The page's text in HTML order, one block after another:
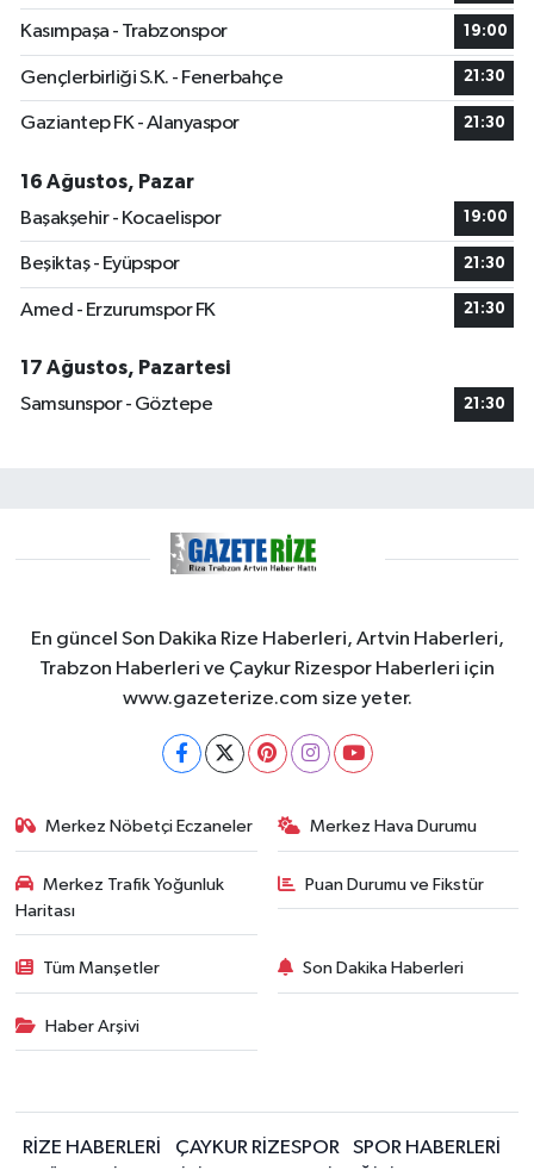
Kasımpaşa - Trabzonspor 19:00
Gençlerbirliği S.K. - Fenerbahçe 21:30
Gaziantep FK - Alanyaspor 21:30
16 Ağustos, Pazar
Başakşehir - Kocaelispor
19:00
Beşiktaş - Eyüpspor 21:30
Amed - Erzurumspor FK 21:30
17 Ağustos, Pazartesi
Samsunspor - Göztepe
21:30
En güncel Son Dakika Rize Haberleri, Artvin Haberleri,
Trabzon Haberleri ve Çaykur Rizespor Haberleri için
www.gazeterize.com size yeter.
Merkez Nöbetçi Eczaneler Merkez Hava Durumu
Merkez Trafik Yoğunluk
Haritası
Puan Durumu ve Fikstür
Tüm Manşetler Son Dakika Haberleri
Haber Arşivi
RİZE HABERLERİ ÇAYKUR RİZESPOR
SPOR HABERLERİ